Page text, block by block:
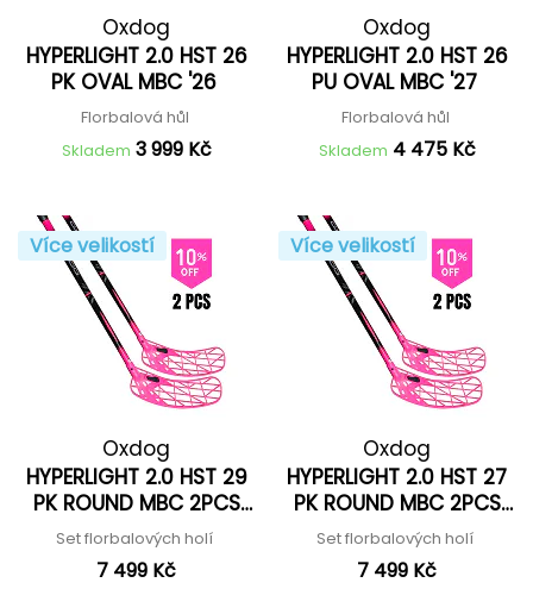
Oxdog
HYPERLIGHT 2.0 HST 26
PK OVAL MBC '26
Florbalová hůl
Skladem 3 999 Kč
Oxdog
HYPERLIGHT 2.0 HST 26
PU OVAL MBC '27
Florbalová hůl
Skladem 4 475 Kč
Více velikostí
Oxdog
HYPERLIGHT 2.0 HST 29
PK ROUND MBC 2PCS
'26
Set florbalových holí
7 499 Kč
Více velikostí
Oxdog
HYPERLIGHT 2.0 HST 27
PK ROUND MBC 2PCS
'26
Set florbalových holí
7 499 Kč